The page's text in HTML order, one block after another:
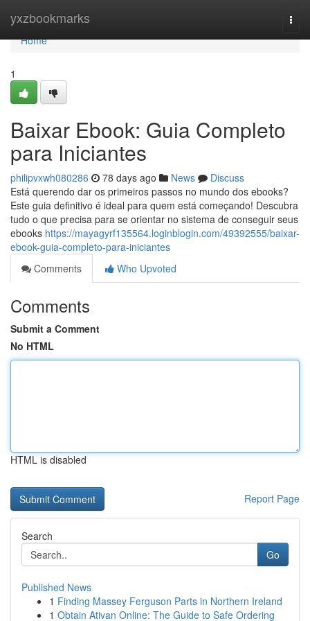
yxzbookmarks
Home
Home
1
Baixar Ebook: Guia Completo
para Iniciantes
philipvxwh080286 78 days ago News
Discuss
Está querendo dar os primeiros passos no mundo dos ebooks?
Este guia definitivo é ideal para quem está começando! Descubra
tudo o que precisa para se orientar no sistema de conseguir seus
ebooks https://mayagyrf135564.loginblogin.com/49392555/baixar-
ebook-guia-completo-para-iniciantes
Comments
Who Upvoted
Comments
Submit a Comment
No HTML
HTML is disabled
Report Page
Search
Go
Published News
1 Finding Massey Ferguson Parts in Northern Ireland
1 Obtain Ativan Online: The Guide to Safe Ordering